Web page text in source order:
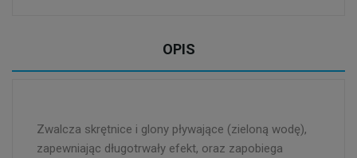
OPIS
Zwalcza skrętnice i glony pływające (zieloną wodę),
zapewniając długotrwały efekt, oraz zapobiega